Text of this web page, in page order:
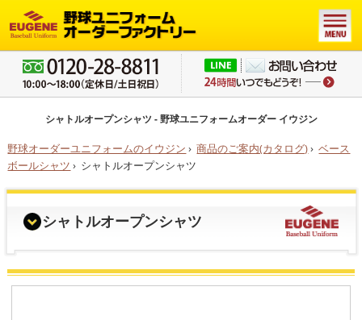
シャトルオープンシャツ - 野球ユニフォームオーダー イウジン
野球オーダーユニフォームのイウジン › 商品のご案内(カタログ)› ベース
ボールシャツ › シャトルオープンシャツ
シャトルオープンシャツ